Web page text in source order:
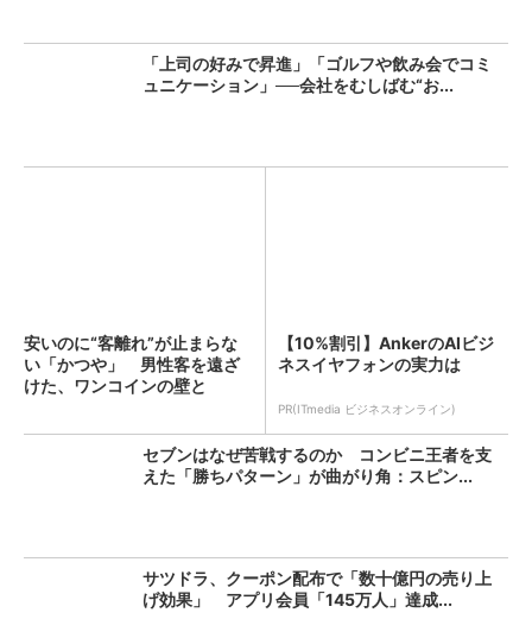
「上司の好みで昇進」「ゴルフや飲み会でコミ
ュニケーション」──会社をむしばむ“お...
安いのに“客離れ”が止まらな
い「かつや」 男性客を遠ざ
けた、ワンコインの壁と
【10%割引】AnkerのAIビジ
ネスイヤフォンの実力は
PR(ITmedia ビジネスオンライン)
セブンはなぜ苦戦するのか コンビニ王者を支
えた「勝ちパターン」が曲がり角：スピン...
サツドラ、クーポン配布で「数十億円の売り上
げ効果」 アプリ会員「145万人」達成...